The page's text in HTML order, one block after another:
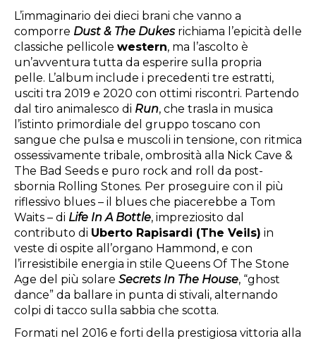
L’immaginario dei dieci brani che vanno a
comporre Dust & The Dukes richiama l’epicità delle
classiche pellicole western, ma l’ascolto è
un’avventura tutta da esperire sulla propria
pelle. L’album include i precedenti tre estratti,
usciti tra 2019 e 2020 con ottimi riscontri. Partendo
dal tiro animalesco di Run, che trasla in musica
l’istinto primordiale del gruppo toscano con
sangue che pulsa e muscoli in tensione, con ritmica
ossessivamente tribale, ombrosità alla Nick Cave &
The Bad Seeds e puro rock and roll da post-
sbornia Rolling Stones. Per proseguire con il più
riflessivo blues – il blues che piacerebbe a Tom
Waits – di Life In A Bottle, impreziosito dal
contributo di Uberto Rapisardi (The Veils) in
veste di ospite all’organo Hammond, e con
l’irresistibile energia in stile Queens Of The Stone
Age del più solare Secrets In The House, “ghost
dance” da ballare in punta di stivali, alternando
colpi di tacco sulla sabbia che scotta.
Formati nel 2016 e forti della prestigiosa vittoria alla